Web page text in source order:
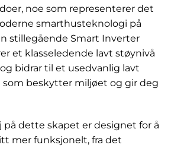
noe som representerer det
smarthusteknologi på
stillegående Smart Inverter
et klasseledende lavt støynivå
bidrar til et usedvanlig lavt
beskytter miljøet og gir deg
på dette skapet er designet for å
mer funksjonelt, fra det